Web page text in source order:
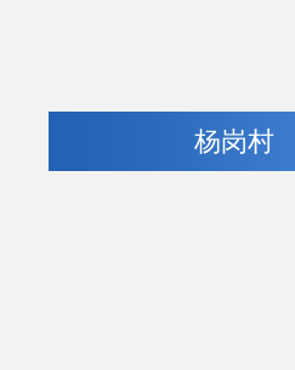
杨岗村